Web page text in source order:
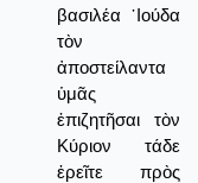
βασιλέα ᾿Ιούδα
τὸν
ἀποστείλαντα
ὑμᾶς
ἐπιζητῆσαι τὸν
Κύριον τάδε
ἐρεῖτε πρὸς